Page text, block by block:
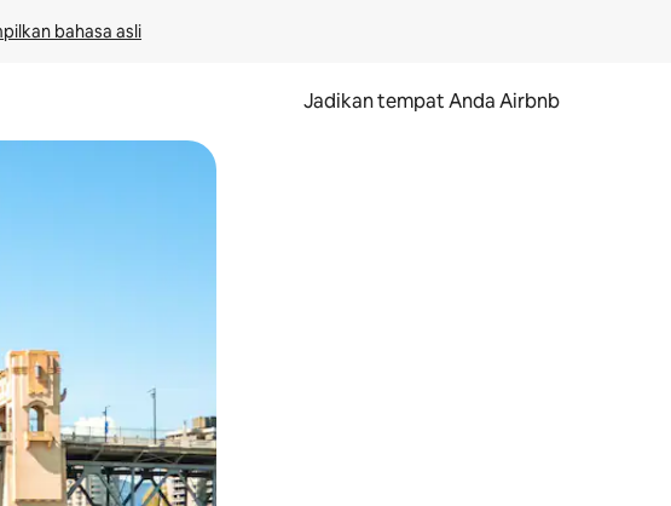
bahasa asli
Jadikan tempat Anda Airbnb
atau gerakan menggeser.